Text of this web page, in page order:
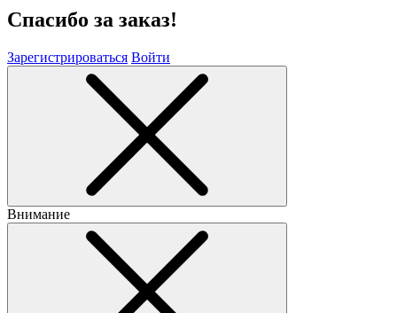
Спасибо за заказ!
Зарегистрироваться Войти
Внимание